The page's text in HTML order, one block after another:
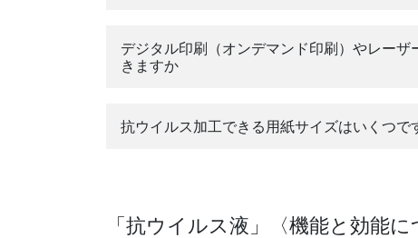
デジタル印刷（オンデマンド印刷）やレー
きますか
抗ウイルス加工できる用紙サイズはいくつで
「抗ウイルス液」〈機能と効能に